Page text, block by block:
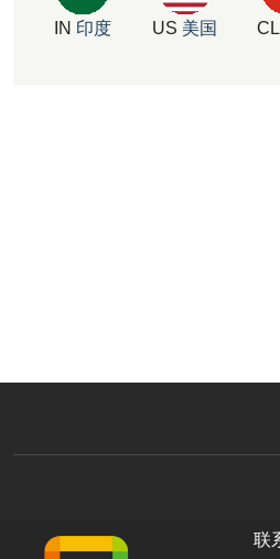
IN 印度 US 美国 CL
联